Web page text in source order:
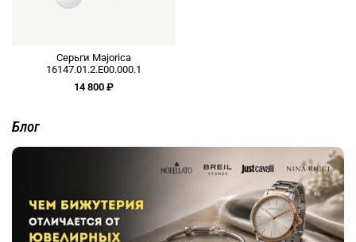
Серьги Majorica
16147.01.2.E00.000.1
14 800 ₽
Блог